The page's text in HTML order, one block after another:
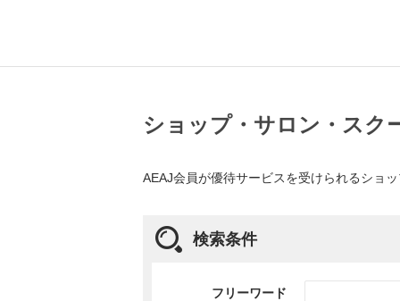
ショップ・サロン・スク
AEAJ会員が優待サービスを受けられるショ
検索条件
フリーワード